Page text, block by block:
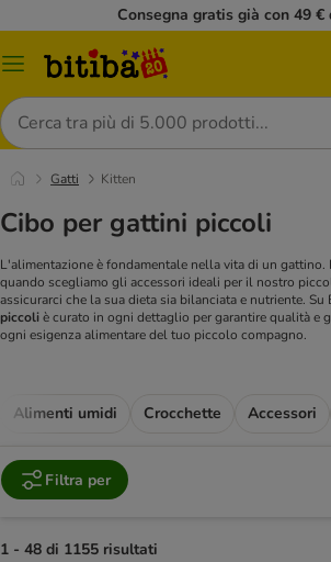
Consegna gratis già con 49 €
Overview
Cerca
Gatti Kitten
Cibo per gattini piccoli
L'alimentazione è fondamentale nella vita di un gattino.
quando scegliamo gli accessori ideali per il nostro
assicurarci che la sua dieta sia bilanciata e nutriente. Su
piccoliè curato in ogni dettaglio per garantire qualità e
ogni esigenza alimentare del tuo piccolo compagno.
Alimenti umidi Crocchette Accessori
Filtra per
1 - 48 di 1155 risultati